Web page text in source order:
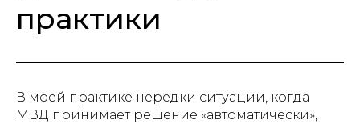
практики
В моей практике нередки ситуации, когда
МВД принимает решение «автоматически»,